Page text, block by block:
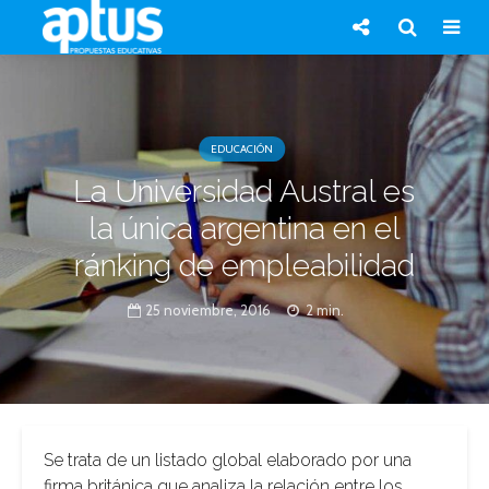
EDUCACIÓN
La Universidad Austral es
la única argentina en el
ránking de empleabilidad
25 noviembre, 2016 2 min.
Se trata de un listado global elaborado por una